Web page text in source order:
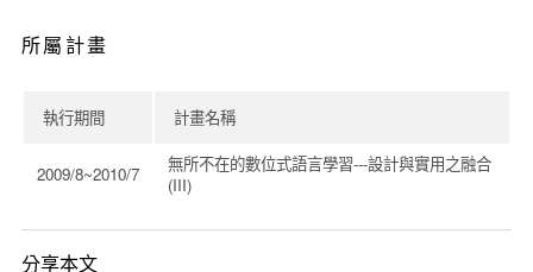
所屬計畫
執行期間 計畫名稱
2009/8~2010/7
無所不在的數位式語言學習---設計與實用之融合
(III)
分享本文